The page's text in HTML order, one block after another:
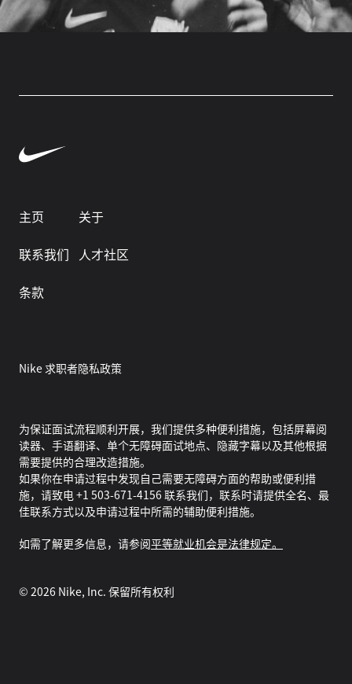
主页
关于
联系我们
人才社区
条款
Nike 求职者隐私政策
为保证面试流程顺利开展，我们提供多种便利措施，包括屏幕阅
读器、手语翻译、单个无障碍面试地点、隐藏字幕以及其他根据
需要提供的合理改造措施。
如果你在申请过程中发现自己需要无障碍方面的帮助或便利措
施，请致电 +1 503-671-4156 联系我们，联系时请提供全名、最
佳联系方式以及申请过程中所需的辅助便利措施。
如需了解更多信息，请参阅平等就业机会是法律规定。
© 2026 Nike, Inc. 保留所有权利